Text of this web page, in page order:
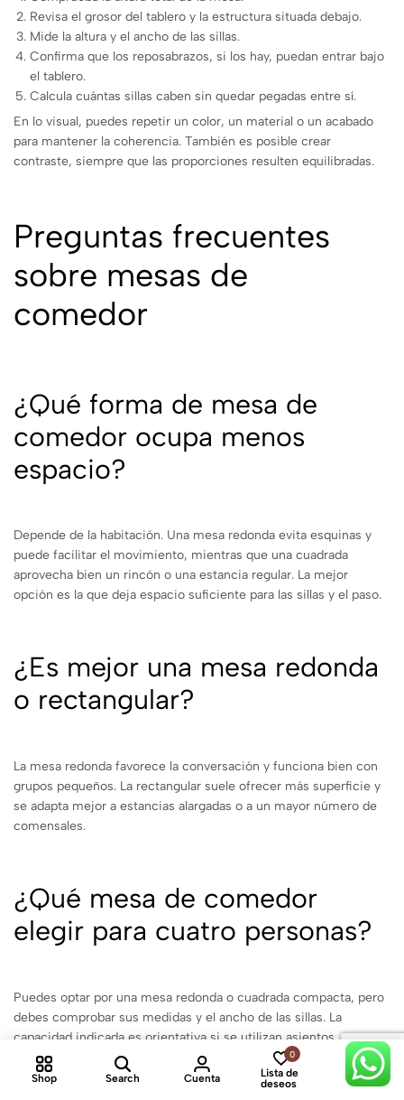
Revisa el grosor del tablero y la estructura situada debajo.
Mide la altura y el ancho de las sillas.
Confirma que los reposabrazos, si los hay, puedan entrar bajo
el tablero.
Calcula cuántas sillas caben sin quedar pegadas entre sí.
En lo visual, puedes repetir un color, un material o un acabado
para mantener la coherencia. También es posible crear
contraste, siempre que las proporciones resulten equilibradas.
Preguntas frecuentes
sobre mesas de
comedor
¿Qué forma de mesa de
comedor ocupa menos
espacio?
Depende de la habitación. Una mesa redonda evita esquinas y
puede facilitar el movimiento, mientras que una cuadrada
aprovecha bien un rincón o una estancia regular. La mejor
opción es la que deja espacio suficiente para las sillas y el paso.
¿Es mejor una mesa redonda
o rectangular?
La mesa redonda favorece la conversación y funciona bien con
grupos pequeños. La rectangular suele ofrecer más superficie y
se adapta mejor a estancias alargadas o a un mayor número de
comensales.
¿Qué mesa de comedor
elegir para cuatro personas?
Puedes optar por una mesa redonda o cuadrada compacta, pero
debes comprobar sus medidas y el ancho de las sillas. La
capacidad indicada es orientativa si se utilizan asientos
especialmente anchos o con reposabrazos.
Shop Search Cuenta
0
Lista de
deseos
0
Cart